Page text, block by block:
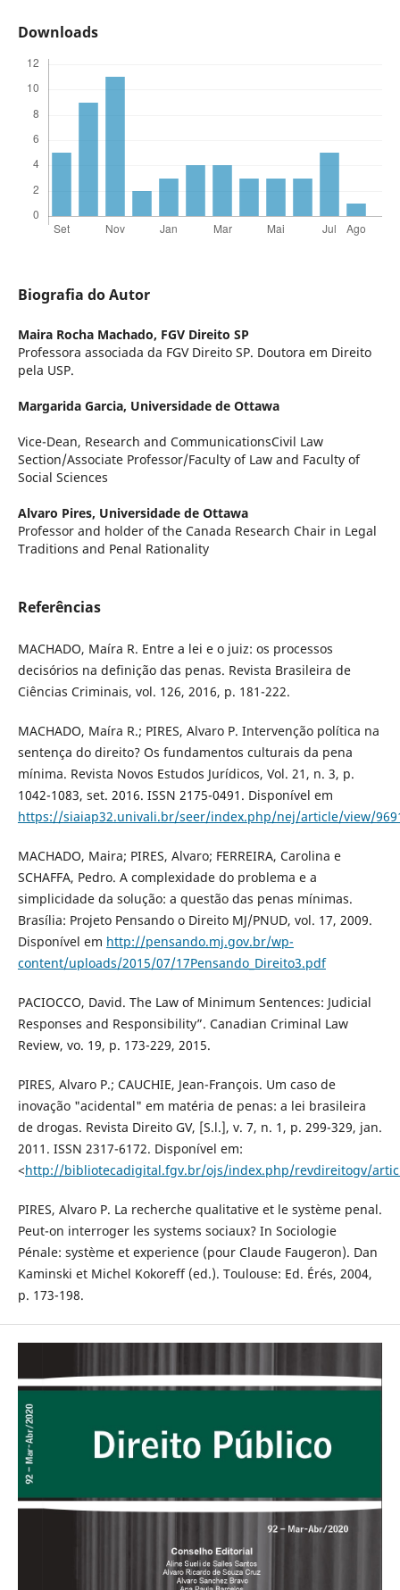
Downloads
Biografia do Autor
Maira Rocha Machado, FGV Direito SP
Professora associada da FGV Direito SP. Doutora em Direito
pela USP.
Margarida Garcia, Universidade de Ottawa
Vice-Dean, Research and CommunicationsCivil Law
Section/Associate Professor/Faculty of Law and Faculty of
Social Sciences
Alvaro Pires, Universidade de Ottawa
Professor and holder of the Canada Research Chair in Legal
Traditions and Penal Rationality
Referências
MACHADO, Maíra R. Entre a lei e o juiz: os processos
decisórios na definição das penas. Revista Brasileira de
Ciências Criminais, vol. 126, 2016, p. 181-222.
MACHADO, Maíra R.; PIRES, Alvaro P. Intervenção política na
sentença do direito? Os fundamentos culturais da pena
mínima. Revista Novos Estudos Jurídicos, Vol. 21, n. 3, p.
1042-1083, set. 2016. ISSN 2175-0491. Disponível em
https://siaiap32.univali.br/seer/index.php/nej/article/view/
MACHADO, Maira; PIRES, Alvaro; FERREIRA, Carolina e
SCHAFFA, Pedro. A complexidade do problema e a
simplicidade da solução: a questão das penas mínimas.
Brasília: Projeto Pensando o Direito MJ/PNUD, vol. 17, 2009.
Disponível em http://pensando.mj.gov.br/wp-
content/uploads/2015/07/17Pensando_Direito3.pdf
PACIOCCO, David. The Law of Minimum Sentences: Judicial
Responses and Responsibility”. Canadian Criminal Law
Review, vo. 19, p. 173-229, 2015.
PIRES, Alvaro P.; CAUCHIE, Jean-François. Um caso de
inovação "acidental" em matéria de penas: a lei brasileira
de drogas. Revista Direito GV, [S.l.], v. 7, n. 1, p. 299-329, jan.
2011. ISSN 2317-6172. Disponível em:
<http://bibliotecadigital.fgv.br/ojs/index.php/revdireitogv/
PIRES, Alvaro P. La recherche qualitative et le système penal.
Peut-on interroger les systems sociaux? In Sociologie
Pénale: système et experience (pour Claude Faugeron). Dan
Kaminski et Michel Kokoreff (ed.). Toulouse: Ed. Érés, 2004,
p. 173-198.